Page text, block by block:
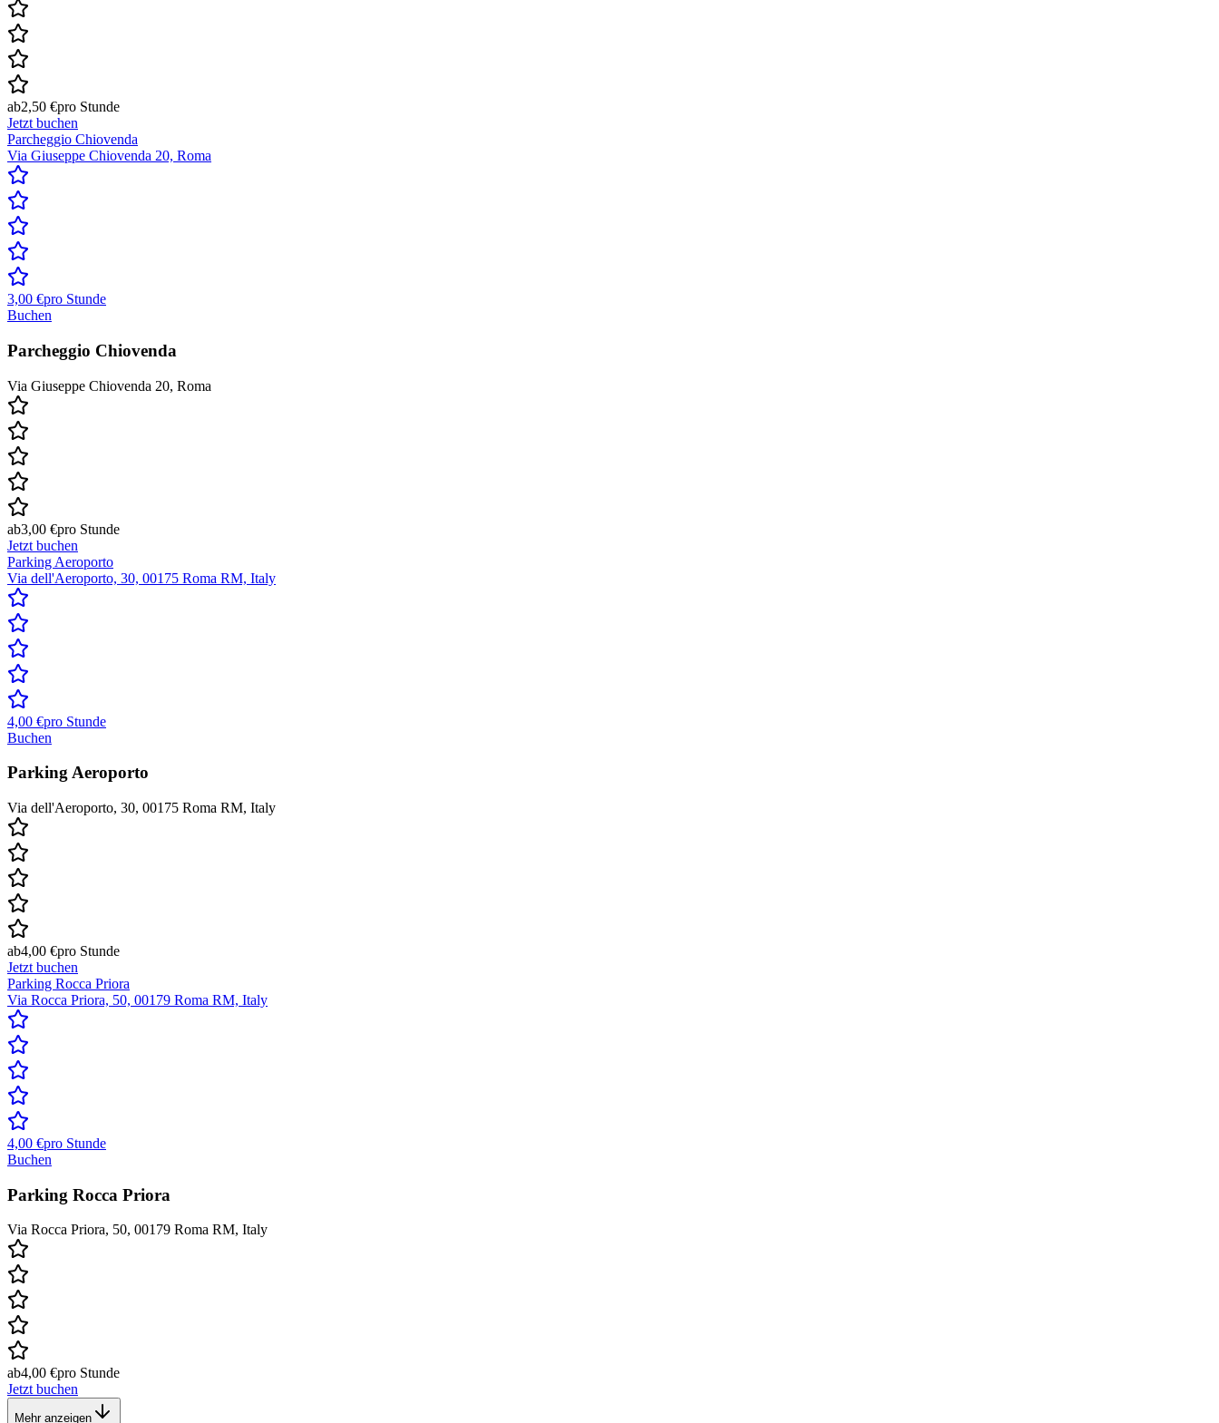
ab2,50 €pro Stunde
Jetzt buchen
Parcheggio Chiovenda
Via Giuseppe Chiovenda 20, Roma
3,00 €pro Stunde
Buchen
Parcheggio Chiovenda
Via Giuseppe Chiovenda 20, Roma
ab3,00 €pro Stunde
Jetzt buchen
Parking Aeroporto
Via dell'Aeroporto, 30, 00175 Roma RM, Italy
4,00 €pro Stunde
Buchen
Parking Aeroporto
Via dell'Aeroporto, 30, 00175 Roma RM, Italy
ab4,00 €pro Stunde
Jetzt buchen
Parking Rocca Priora
Via Rocca Priora, 50, 00179 Roma RM, Italy
4,00 €pro Stunde
Buchen
Parking Rocca Priora
Via Rocca Priora, 50, 00179 Roma RM, Italy
ab4,00 €pro Stunde
Jetzt buchen
Mehr anzeigen